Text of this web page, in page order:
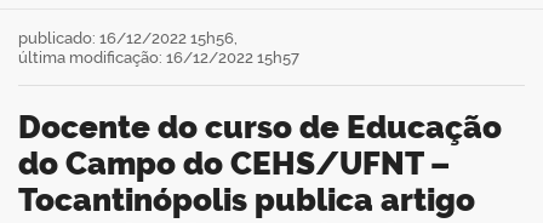
Docente do curso de Educação
do Campo do CEHS/UFNT –
Tocantinópolis publica artigo
publicado: 16/12/2022 15h56,
última modificação: 16/12/2022 15h57